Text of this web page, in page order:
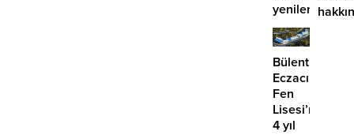
yenilerinin
önü
mü
açılıyor?
Bülent
Eczacıbaşı
Fen
Lisesi’nde
4 yıl